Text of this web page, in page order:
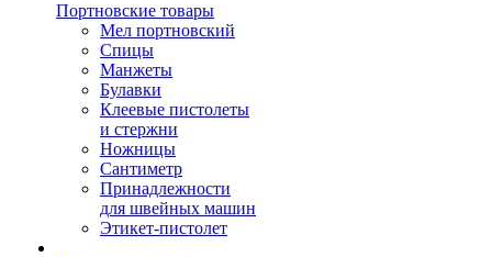
Портновские товары
Мел портновский
Спицы
Манжеты
Булавки
Клеевые пистолеты
и стержни
Ножницы
Сантиметр
Принадлежности
для швейных машин
Этикет-пистолет